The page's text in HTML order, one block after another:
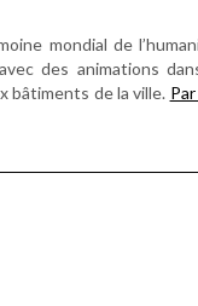
mondial de l’
des animations
bâtiments de la ville.